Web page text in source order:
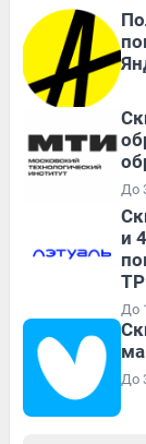
До
и
До
До